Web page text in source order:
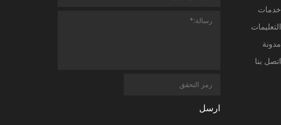
خدمات
التعليمات
مدونة
اتصل بنا
ارسل